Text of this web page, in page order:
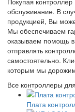
обслуживание. В
продукцией, Вы
Мы обеспечиваем
оказываем помощь
отправлять
самостоятельно.
которым мы
Все контроллеры
Плата